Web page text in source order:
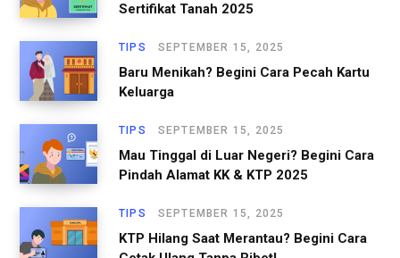
Sertifikat Tanah 2025
TIPS SEPTEMBER 15, 2025
Baru Menikah? Begini Cara Pecah Kartu
Keluarga
TIPS SEPTEMBER 15, 2025
Mau Tinggal di Luar Negeri? Begini Cara
Pindah Alamat KK & KTP 2025
TIPS SEPTEMBER 15, 2025
KTP Hilang Saat Merantau? Begini Cara